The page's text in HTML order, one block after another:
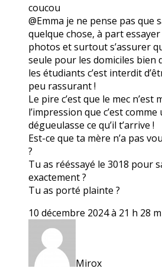
coucou
@Emma je ne pense pas que
quelque chose, à part
photos et surtout s’assurer
seule pour les domiciles bien
les étudiants c’est interdit
peu rassurant !
Le pire c’est que le mec n’est
l’impression que c’est
dégueulasse ce qu’il t’arrive !
Est-ce que ta mère n’a pas
?
Tu as rééssayé le 3018 pour
exactement ?
Tu as porté plainte ?
10 décembre 2024 à 21 h 28
Mirox